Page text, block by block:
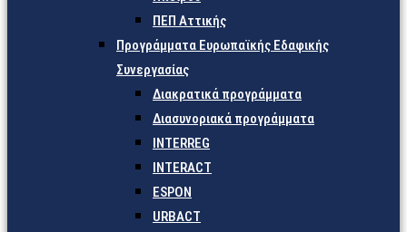
ΠΕΠ Αττικής
Προγράμματα Ευρωπαϊκής Εδαφικής
Συνεργασίας
Διακρατικά προγράμματα
Διασυνοριακά προγράμματα
INTERREG
INTERACT
ESPON
URBACT